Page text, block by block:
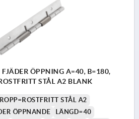
FJÄDER ÖPPNING A=40, B=180,
STÅL A2 BLANK
STÅL A2
ÖPPNANDE
LÄNGD=40